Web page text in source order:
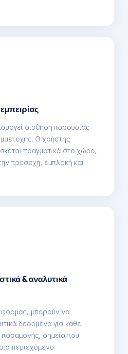
αίσθηση παρουσίας
Ο χρήστης
πραγματικά στο χώρο,
προσοχή, εμπλοκή και
& αναλυτικά
μπορούν να
δεδομένα για κάθε
παραμονής, σημεία που
περιεχόμενο